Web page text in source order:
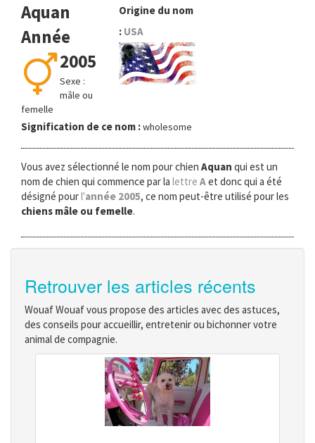
Aquan
Année
2005
Sexe :
mâle ou
femelle
Origine du nom
: USA
Signification de ce nom :wholesome
Vous avez sélectionné le nom pour chien Aquan qui est un
nom de chien qui commence par la lettre Aet donc qui a été
désigné pourl'année 2005, ce nom peut-être utilisé pour les
chiens mâle ou femelle.
Retrouver les articles récents
Wouaf Wouaf vous propose des articles avec des astuces,
des conseils pour accueillir, entretenir ou bichonner votre
animal de compagnie.